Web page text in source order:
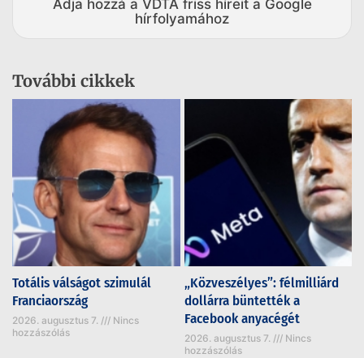
Adja hozzá a VDTA friss híreit a Google
hírfolyamához
További cikkek
Totális válságot szimulál
Franciaország
2026. augusztus 7.
Nincs
hozzászólás
„Közveszélyes”: félmilliárd
dollárra büntették a
Facebook anyacégét
2026. augusztus 7.
Nincs
hozzászólás